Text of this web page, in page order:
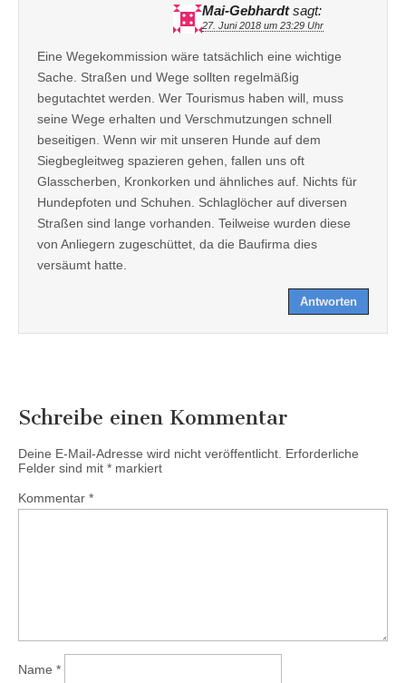
Mai-Gebhardt sagt:
27. Juni 2018 um 23:29 Uhr
Eine Wegekommission wäre tatsächlich eine wichtige
Sache. Straßen und Wege sollten regelmäßig
begutachtet werden. Wer Tourismus haben will, muss
seine Wege erhalten und Verschmutzungen schnell
beseitigen. Wenn wir mit unseren Hunde auf dem
Siegbegleitweg spazieren gehen, fallen uns oft
Glasscherben, Kronkorken und ähnliches auf. Nichts für
Hundepfoten und Schuhen. Schlaglöcher auf diversen
Straßen sind lange vorhanden. Teilweise wurden diese
von Anliegern zugeschüttet, da die Baufirma dies
versäumt hatte.
Antworten
Schreibe einen Kommentar
Deine E-Mail-Adresse wird nicht veröffentlicht. Erforderliche
Felder sind mit * markiert
Kommentar *
Name *